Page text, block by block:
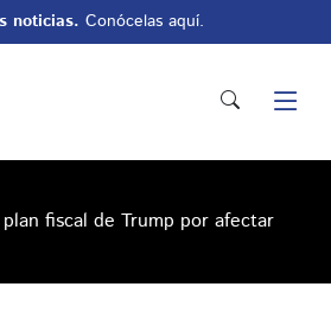
noticias. Conócelas aquí.
fiscal de Trump por afectar